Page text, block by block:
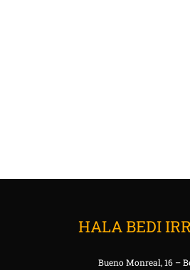
HALA BEDI
Bueno Monreal, 16 –